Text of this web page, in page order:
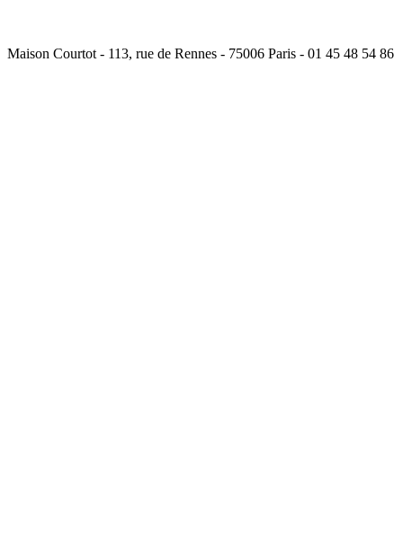
Maison Courtot - 113, rue de Rennes - 75006 Paris - 01 45 48 54 86